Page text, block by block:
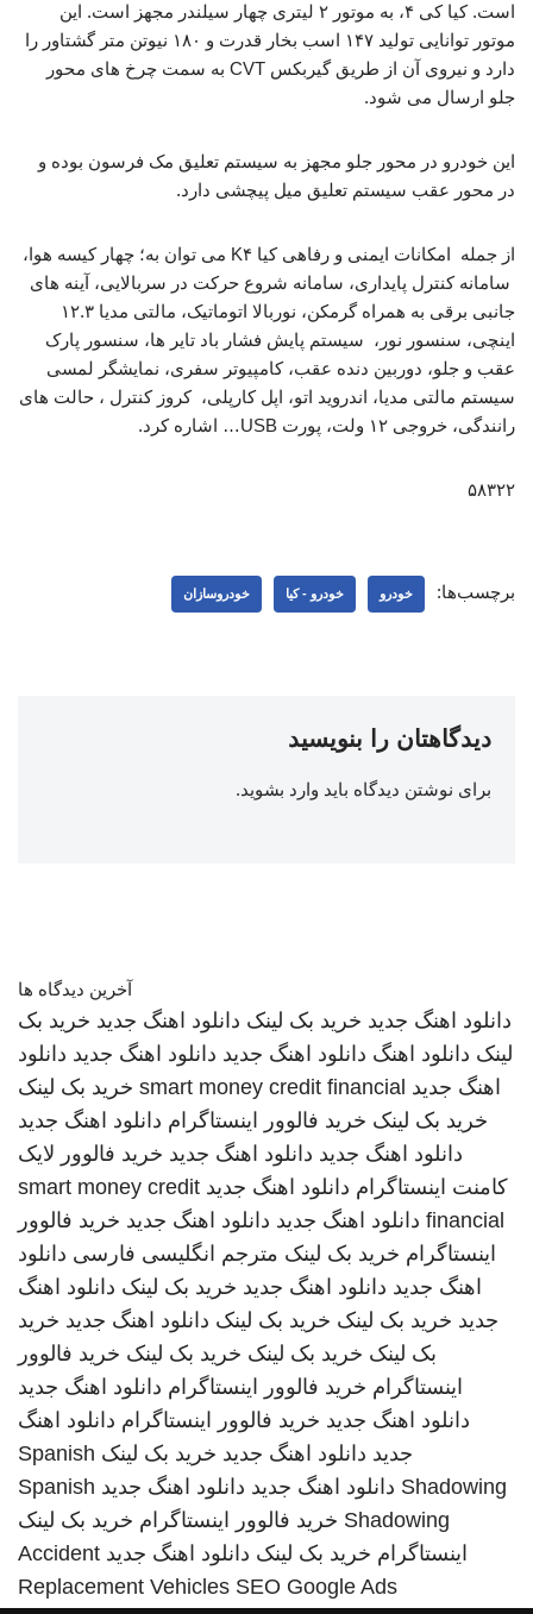
است. کیا کی ۴، به موتور ۲ لیتری چهار سیلندر مجهز است. این
موتور توانایی تولید ۱۴۷ اسب بخار قدرت و ۱۸۰ نیوتن متر گشتاور را
دارد و نیروی آن از طریق گیربکس CVT به سمت چرخ های محور
جلو ارسال می شود.
این خودرو در محور جلو مجهز به سیستم تعلیق مک فرسون بوده و
در محور عقب سیستم تعلیق میل پیچشی دارد.
از جمله امکانات ایمنی و رفاهی کیا K۴ می توان به؛ چهار کیسه هوا،
سامانه کنترل پایداری، سامانه شروع حرکت در سربالایی، آینه های
جانبی برقی به همراه گرمکن، نوربالا اتوماتیک، مالتی مدیا ۱۲.۳
اینچی، سنسور نور، سیستم پایش فشار باد تایر ها، سنسور پارک
عقب و جلو، دوربین دنده عقب، کامپیوتر سفری، نمایشگر لمسی
سیستم مالتی مدیا، اندروید اتو، اپل کارپلی، کروز کنترل ، حالت های
رانندگی، خروجی ۱۲ ولت، پورت USB… اشاره کرد.
۵۸۳۲۲
برچسب‌ها: خودرو خودرو - کیا خودروسازان
دیدگاهتان را بنویسید
برای نوشتن دیدگاه باید وارد بشوید.
آخرین دیدگاه ها
دانلود اهنگ جدید خرید بک لینک دانلود اهنگ جدید خرید بک
لینک دانلود اهنگ دانلود اهنگ جدید دانلود اهنگ جدید دانلود
اهنگ جدید smart money credit financial خرید بک لینک
خرید بک لینک خرید فالوور اینستاگرام دانلود اهنگ جدید
دانلود اهنگ جدید دانلود اهنگ جدید خرید فالوور لایک
کامنت اینستاگرام دانلود اهنگ جدید smart money credit
financial دانلود اهنگ جدید دانلود اهنگ جدید خرید فالوور
اینستاگرام خرید بک لینک مترجم انگلیسی فارسی دانلود
اهنگ جدید دانلود اهنگ جدید خرید بک لینک دانلود اهنگ
جدید خرید بک لینک خرید بک لینک دانلود اهنگ جدید خرید
بک لینک خرید بک لینک خرید بک لینک خرید فالوور
اینستاگرام خرید فالوور اینستاگرام دانلود اهنگ جدید
دانلود اهنگ جدید خرید فالوور اینستاگرام دانلود اهنگ
جدید دانلود اهنگ جدید خرید بک لینک Spanish
Shadowing دانلود اهنگ جدید دانلود اهنگ جدید Spanish
Shadowing خرید فالوور اینستاگرام خرید بک لینک
اینستاگرام خرید بک لینک دانلود اهنگ جدید Accident
Replacement Vehicles SEO Google Ads